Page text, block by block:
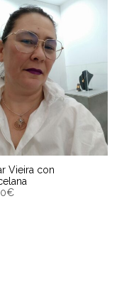
Vieira con
€